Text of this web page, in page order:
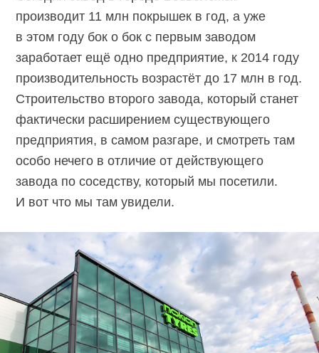
производит 11 млн покрышек в год, а уже
в этом году бок о бок с первым заводом
заработает ещё одно предприятие, к 2014 году
производительность возрастёт до 17 млн в год.
Строительство второго завода, который станет
фактически расширением существующего
предприятия, в самом разгаре, и смотреть там
особо нечего в отличие от действующего
завода по соседству, который мы посетили.
И вот что мы там увидели.